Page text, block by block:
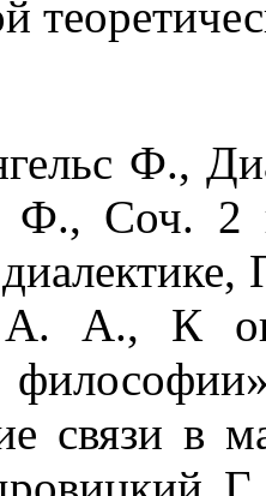
Ф.,
Ф., Соч.
А. А., К
связи в